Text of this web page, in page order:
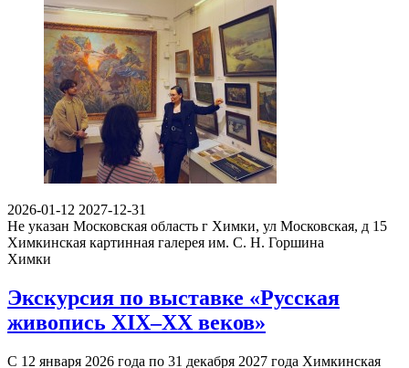
2026-01-12 2027-12-31
Не указан Московская область г Химки, ул Московская, д 15
Химкинская картинная галерея им. С. Н. Горшина
Химки
Экскурсия по выставке «Русская
живопись XIX–XX веков»
С 12 января 2026 года по 31 декабря 2027 года Химкинская